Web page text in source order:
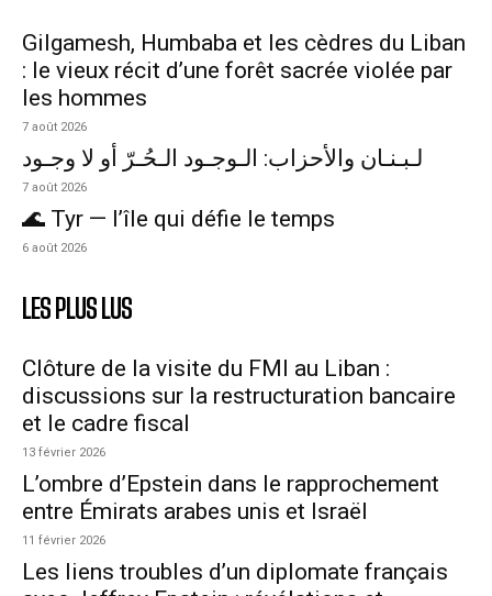
Gilgamesh, Humbaba et les cèdres du Liban
: le vieux récit d’une forêt sacrée violée par
les hommes
7 août 2026
لـبـنـان والأحزاب: الـوجـود الـحُـرّ أو لا وجـود
7 août 2026
🌊 Tyr — l’île qui défie le temps
6 août 2026
LES PLUS LUS
Clôture de la visite du FMI au Liban :
discussions sur la restructuration bancaire
et le cadre fiscal
13 février 2026
L’ombre d’Epstein dans le rapprochement
entre Émirats arabes unis et Israël
11 février 2026
Les liens troubles d’un diplomate français